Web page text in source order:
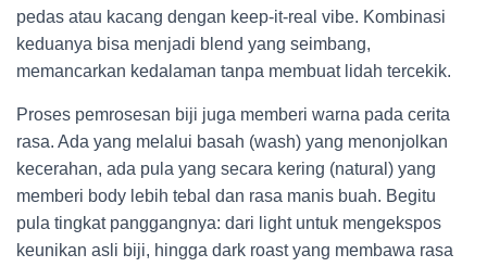
pedas atau kacang dengan keep-it-real vibe. Kombinasi
keduanya bisa menjadi blend yang seimbang,
memancarkan kedalaman tanpa membuat lidah tercekik.
Proses pemrosesan biji juga memberi warna pada cerita
rasa. Ada yang melalui basah (wash) yang menonjolkan
kecerahan, ada pula yang secara kering (natural) yang
memberi body lebih tebal dan rasa manis buah. Begitu
pula tingkat panggangnya: dari light untuk mengekspos
keunikan asli biji, hingga dark roast yang membawa rasa